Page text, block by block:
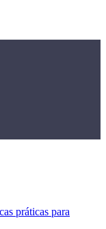
práticas para